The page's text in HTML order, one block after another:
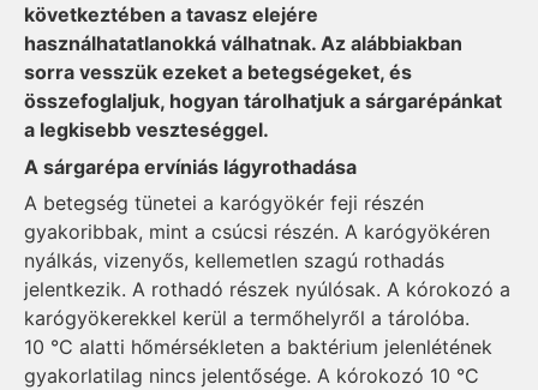
következtében a tavasz elejére
használhatatlanokká válhatnak. Az alábbiakban
sorra vesszük ezeket a betegségeket, és
összefoglaljuk, hogyan tárolhatjuk a sárgarépánkat
a legkisebb veszteséggel.
A sárgarépa ervíniás lágyrothadása
A betegség tünetei a karógyökér feji részén
gyakoribbak, mint a csúcsi részén. A karógyökéren
nyálkás, vizenyős, kellemetlen szagú rothadás
jelentkezik. A rothadó részek nyúlósak. A kórokozó a
karógyökerekkel kerül a termőhelyről a tárolóba.
10 °C alatti hőmérsékleten a baktérium jelenlétének
gyakorlatilag nincs jelentősége. A kórokozó 10 °C